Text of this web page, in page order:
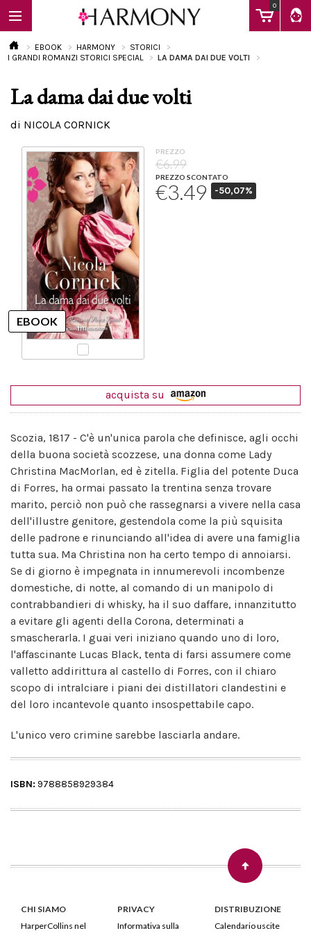
0
EBOOK
Calendario
EBOOK HARMONY
STORICI
I GRANDI ROMANZI STORICI SPECIAL
LA DAMA DAI DUE VOLTI
La dama dai due volti
di NICOLA CORNICK
PREZZO
€6.99
PREZZO SCONTATO
€3.49 -50,07%
acquista su
Scozia, 1817 - C'è un'unica parola che definisce, agli occhi
della buona società scozzese, una donna come Lady
Christina MacMorlan, ed è zitella. Figlia del potente Duca
di Forres, ha ormai passato la trentina senza trovare
marito, perciò non può che rassegnarsi a vivere nella casa
dell'illustre genitore, gestendola come la più squisita
delle padrone e rinunciando all'idea di avere una famiglia
tutta sua. Ma Christina non ha certo tempo di annoiarsi.
Se di giorno è impegnata in innumerevoli incombenze
domestiche, di notte, al comando di un manipolo di
contrabbandieri di whisky, ha il suo daffare, innanzitutto
a evitare gli agenti della Corona, determinati a
smascherarla. I guai veri iniziano quando uno di loro,
l'affascinante Lucas Black, tenta di farsi assumere come
valletto addirittura al castello di Forres, con il chiaro
scopo di intralciare i piani dei distillatori clandestini e
del loro incantevole quanto insospettabile capo.
L'unico vero crimine sarebbe lasciarla andare.
ISBN: 9788858929384
CHI SIAMO
HarperCollins nel
PRIVACY
Informativa sulla
DISTRIBUZIONE
Calendario uscite